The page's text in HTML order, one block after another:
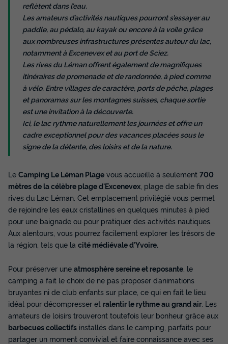
CHALET 2 personnes - Chalet cosy 2 places
du26/09/2026au 03/10/2026
Meilleur prix pour 7 nuits
Modifier les dates
343 €
Voir les disponibilités
HÉBERGEMENT INSOLITE 4 personnes -
Roulotte cosy 4 places
Annulation gratuite
Terrasse couverte Accès wifi Cafetière
Réfrigérateur
Salon de jardin
+ 4
HÉBERGEMENT INSOLITE 4 personnes - Roulotte cosy 4
reflètent dans l’eau.
Les amateurs d’activités nautiques pourront s’essayer au
paddle, au pédalo, au kayak ou encore à la voile grâce
aux nombreuses infrastructures présentes autour du lac,
notamment à Excenevex et au port de Sciez.
Les rives du Léman offrent également de magnifiques
itinéraires de promenade et de randonnée, à pied comme
à vélo. Entre villages de caractère, ports de pêche, plages
et panoramas sur les montagnes suisses, chaque sortie
est une invitation à la découverte.
Ici, le lac rythme naturellement les journées et offre un
cadre exceptionnel pour des vacances placées sous le
signe de la détente, des loisirs et de la nature.
Le Camping Le Léman Plage vous accueille à seulement 700
mètres de la célèbre plage d'Excenevex , plage de sable fin des
rives du Lac Léman. Cet emplacement privilégié vous permet
de rejoindre les eaux cristallines en quelques minutes à pied
pour une baignade ou pour pratiquer des activités nautiques.
Aux alentours, vous pourrez facilement explorer les trésors de
la région, tels que la cité médiévale d'Yvoire.
Pour préserver une atmosphère sereine et reposante , le
camping a fait le choix de ne pas proposer d’animations
bruyantes ni de club enfants sur place, ce qui en fait le lieu
idéal pour décompresser et ralentir le rythme au grand air . Les
amateurs de loisirs trouveront toutefois leur bonheur grâce aux
barbecues collectifs installés dans le camping, parfaits pour
partager un moment convivial et faire connaissance avec ses